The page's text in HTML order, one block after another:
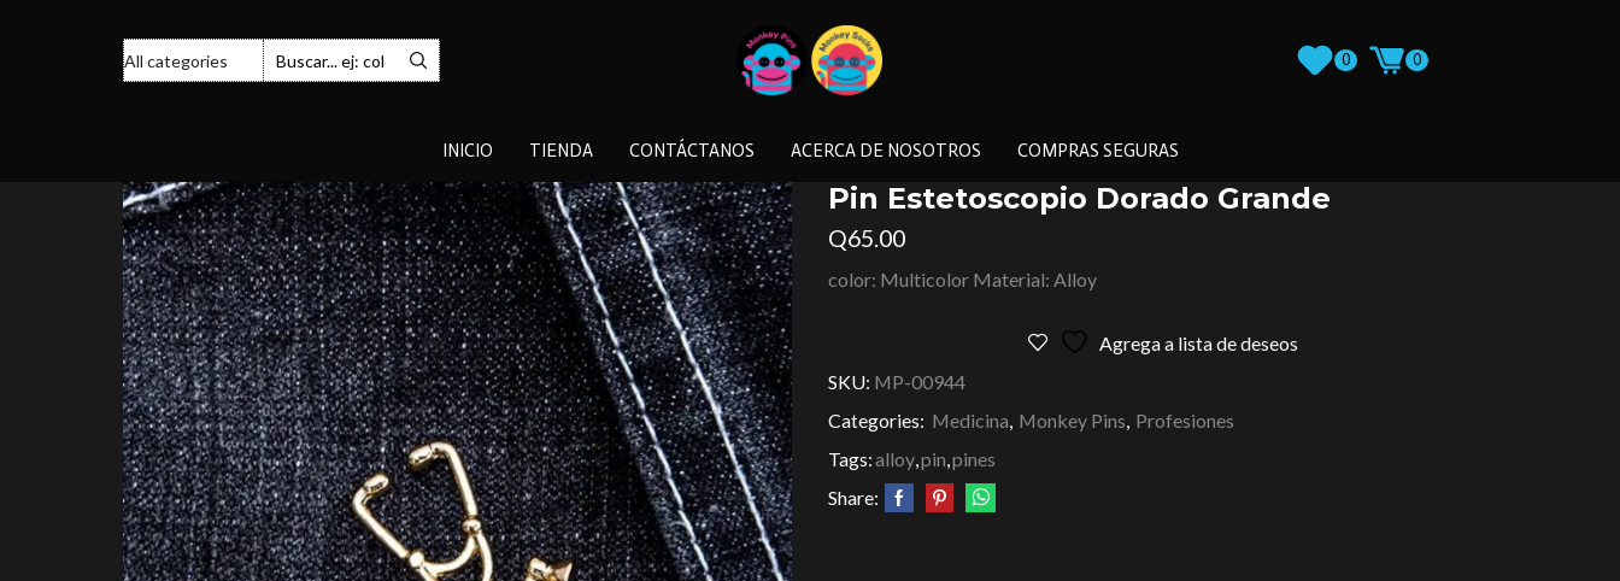
0 0
INICIO TIENDA CONTÁCTANOS ACERCA DE NOSOTROS COMPRAS SEGURAS
Pin Estetoscopio Dorado Grande
Q65.00
color: Multicolor Material: Alloy
Agrega a lista de deseos
SKU: MP-00944
Categories: Medicina, Monkey Pins, Profesiones
Tags:alloy,pin,pines
Share: